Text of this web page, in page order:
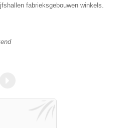
fabrieksgebouwen winkels.